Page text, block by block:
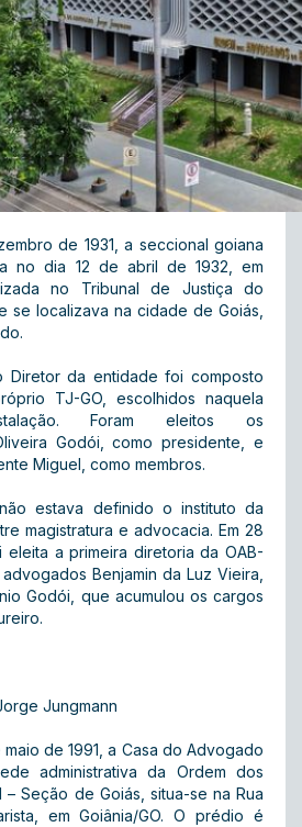
de 1931, a seccional goiana
no dia 12 de abril de 1932, em
no Tribunal de Justiça do
se localizava na cidade de Goiás,
Diretor da entidade foi composto
TJ-GO, escolhidos naquela
Foram eleitos os
Godói, como presidente, e
Miguel, como membros.
estava definido o instituto da
magistratura e advocacia. Em 28
a primeira diretoria da OAB-
Benjamin da Luz Vieira,
Godói, que acumulou os cargos
Jungmann
de 1991, a Casa do Advogado
administrativa da Ordem dos
Seção de Goiás, situa-se na Rua
em Goiânia/GO. O prédio é